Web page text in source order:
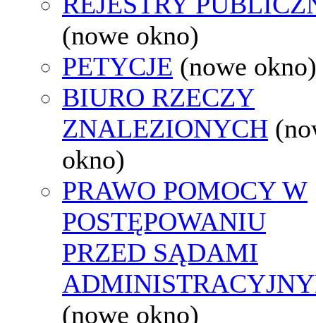
(nowe okno)
PETYCJE (nowe okno)
BIURO RZECZY
ZNALEZIONYCH
okno)
PRAWO POMOCY W
POSTĘPOWANIU
PRZED SĄDAMI
(nowe okno)